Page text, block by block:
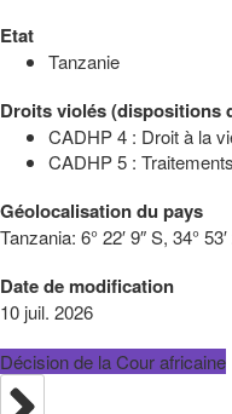
Etat
Tanzanie
Droits violés (dispositions
CADHP 4 : Droit à la
CADHP 5 :
Géolocalisation du pays
Tanzania: 6° 22′ 9″ S, 34°
Date de modification
10 juil. 2026
Décision de la Cour africaine